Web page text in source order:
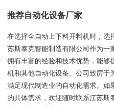
推荐自动化设备厂家
在选择全自动上下料开料机时，选
苏斯泰克智能制造有限公司作为一
拥有丰富的经验和技术优势，能够
机和其他自动化设备。公司致厉于
满足现代制造业的自动化需求。如
的具体需求，欢迎随时联系江苏斯